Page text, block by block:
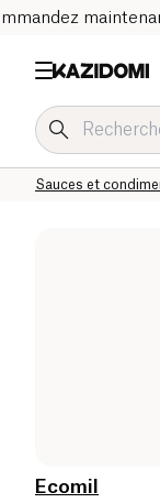
Sauces et
Notre
Accueil
Ecomil